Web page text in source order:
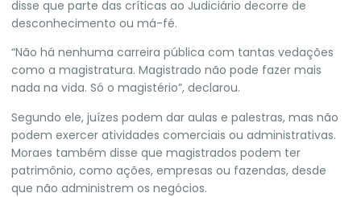
disse que parte das críticas ao Judiciário decorre de
desconhecimento ou má-fé.
“Não há nenhuma carreira pública com tantas vedações
como a magistratura. Magistrado não pode fazer mais
nada na vida. Só o magistério”, declarou.
Segundo ele, juízes podem dar aulas e palestras, mas não
podem exercer atividades comerciais ou administrativas.
Moraes também disse que magistrados podem ter
patrimônio, como ações, empresas ou fazendas, desde
que não administrem os negócios.